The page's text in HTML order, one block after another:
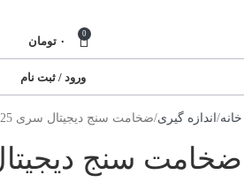
0
۰ تومان
ورود / ثبت نام
خانه اندازه گیری ضخامت سنج دیجیتال سری 325 آسیمتو
ضخامت سنج دیجیتال سری